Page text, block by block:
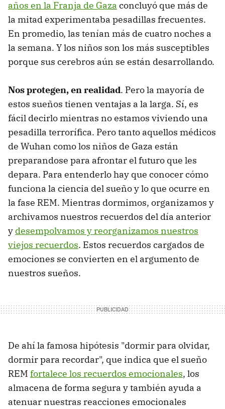
años en la Franja de Gaza concluyó que más de
la mitad experimentaba pesadillas frecuentes.
En promedio, las tenían más de cuatro noches a
la semana. Y los niños son los más susceptibles
porque sus cerebros aún se están desarrollando.
Nos protegen, en realidad. Pero la mayoría de
estos sueños tienen ventajas a la larga. Sí, es
fácil decirlo mientras no estamos viviendo una
pesadilla terrorífica. Pero tanto aquellos médicos
de Wuhan como los niños de Gaza están
preparandose para afrontar el futuro que les
depara. Para entenderlo hay que conocer cómo
funciona la ciencia del sueño y lo que ocurre en
la fase REM. Mientras dormimos, organizamos y
archivamos nuestros recuerdos del día anterior
y desempolvamos y reorganizamos nuestros
viejos recuerdos. Estos recuerdos cargados de
emociones se convierten en el argumento de
nuestros sueños.
De ahí la famosa hipótesis "dormir para olvidar,
dormir para recordar", que indica que el sueño
REM fortalece los recuerdos emocionales, los
almacena de forma segura y también ayuda a
atenuar nuestras reacciones emocionales